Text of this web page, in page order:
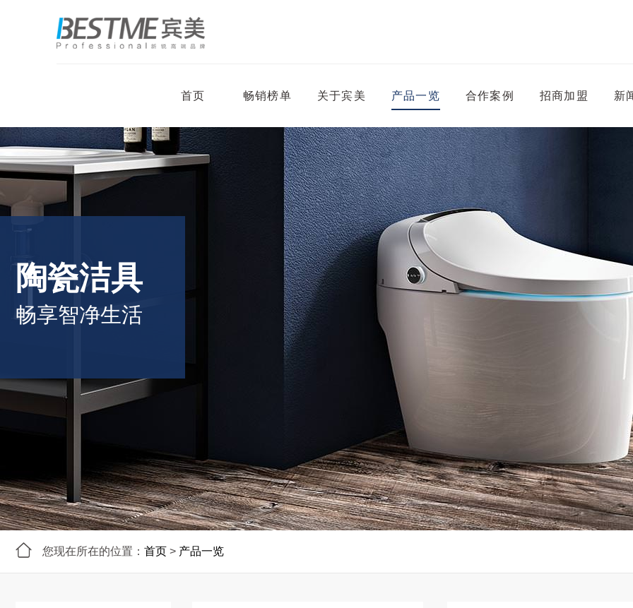
首页 畅销榜单 关于宾美 产品一览 合作案例 招商加盟 新
陶瓷洁具
畅享智净生活
您现在所在的位置： 首页 > 产品一览